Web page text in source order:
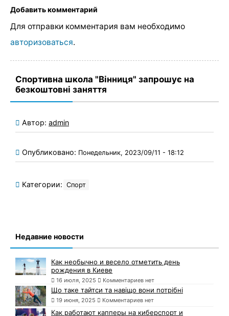
Добавить комментарий
Для отправки комментария вам необходимо
авторизоваться.
Спортивна школа "Вінниця" запрошує на
безкоштовні заняття
Автор: admin
Опубликовано: Понедельник, 2023/09/11 - 18:12
Категории: Спорт
Недавние новости
Как необычно и весело отметить день
рождения в Киеве
16 июля, 2025 Комментариев нет
Що таке тайтси та навіщо вони потрібні
19 июня, 2025 Комментариев нет
Как работают капперы на киберспорт и